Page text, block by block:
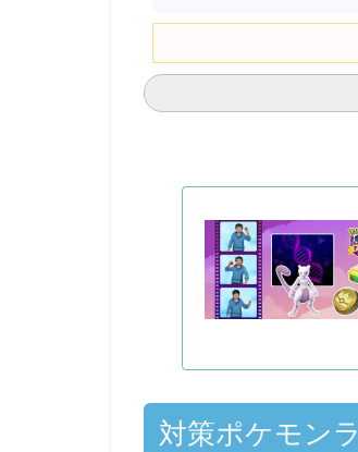
対策ポケモン